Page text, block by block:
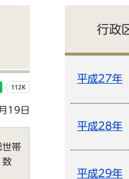
活動・男女共同参画
19日
世帯
数
行政
平成27年
平成28年
平成29年